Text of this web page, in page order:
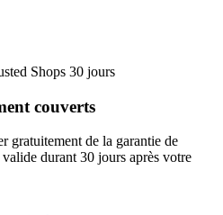
couverts
gratuitement de la garantie de
durant 30 jours après votre